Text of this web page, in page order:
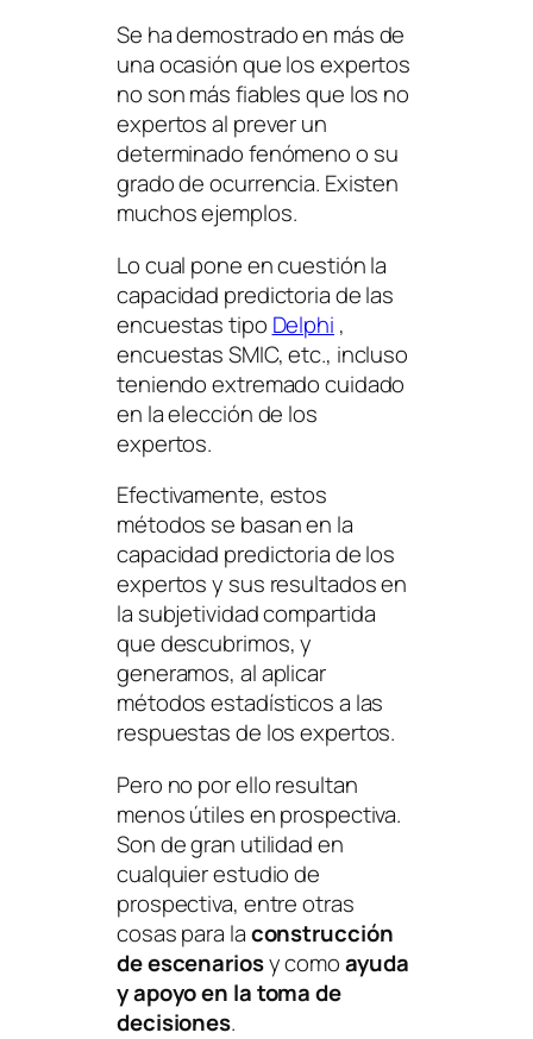
Se ha demostrado en más de
una ocasión que los expertos
no son más fiables que los no
expertos al prever un
determinado fenómeno o su
grado de ocurrencia. Existen
muchos ejemplos.
Lo cual pone en cuestión la
capacidad predictoria de las
encuestas tipo Delphi ,
encuestas SMIC, etc., incluso
teniendo extremado cuidado
en la elección de los
expertos.
Efectivamente, estos
métodos se basan en la
capacidad predictoria de los
expertos y sus resultados en
la subjetividad compartida
que descubrimos, y
generamos, al aplicar
métodos estadísticos a las
respuestas de los expertos.
Pero no por ello resultan
menos útiles en prospectiva.
Son de gran utilidad en
cualquier estudio de
prospectiva, entre otras
cosas para laconstrucción
de escenariosy comoayuda
y apoyo en la toma de
decisiones.